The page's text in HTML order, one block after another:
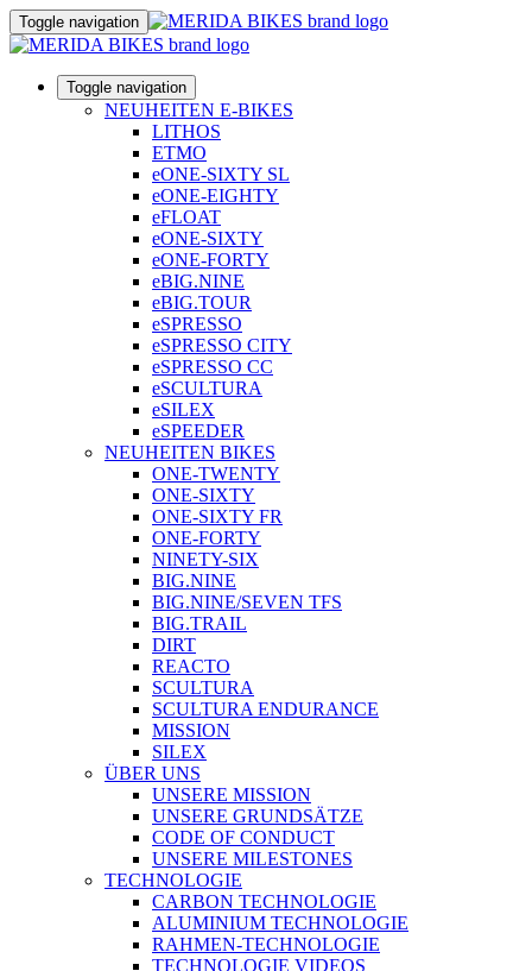
Toggle navigation
Toggle navigation
NEUHEITEN E-BIKES
LITHOS
ETMO
eONE-SIXTY SL
eONE-EIGHTY
eFLOAT
eONE-SIXTY
eONE-FORTY
eBIG.NINE
eBIG.TOUR
eSPRESSO
eSPRESSO CITY
eSPRESSO CC
eSCULTURA
eSILEX
eSPEEDER
NEUHEITEN BIKES
ONE-TWENTY
ONE-SIXTY
ONE-SIXTY FR
ONE-FORTY
NINETY-SIX
BIG.NINE
BIG.NINE/SEVEN TFS
BIG.TRAIL
DIRT
REACTO
SCULTURA
SCULTURA ENDURANCE
MISSION
SILEX
ÜBER UNS
UNSERE MISSION
UNSERE GRUNDSÄTZE
CODE OF CONDUCT
UNSERE MILESTONES
TECHNOLOGIE
CARBON TECHNOLOGIE
ALUMINIUM TECHNOLOGIE
RAHMEN-TECHNOLOGIE
TECHNOLOGIE VIDEOS